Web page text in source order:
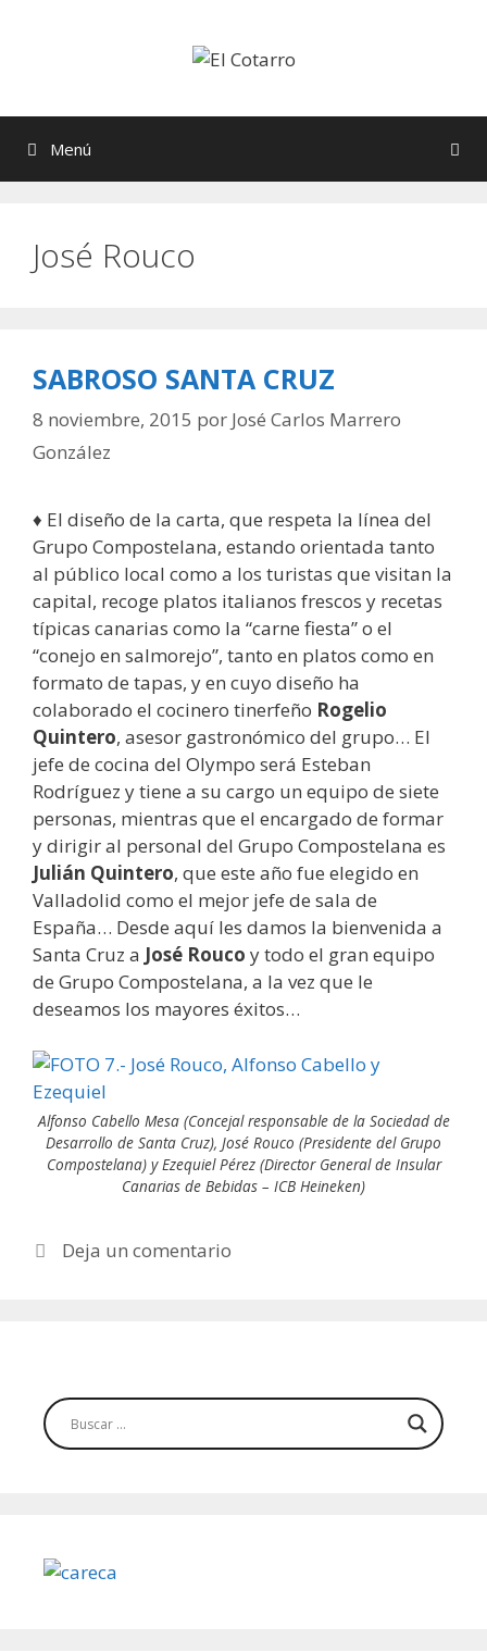
Menú
José Rouco
SABROSO SANTA CRUZ
8 noviembre, 2015 por José Carlos Marrero
González
♦ El diseño de la carta, que respeta la línea del
Grupo Compostelana, estando orientada tanto
al público local como a los turistas que visitan la
capital, recoge platos italianos frescos y recetas
típicas canarias como la “carne fiesta” o el
“conejo en salmorejo”, tanto en platos como en
formato de tapas, y en cuyo diseño ha
colaborado el cocinero tinerfeño Rogelio
Quintero, asesor gastronómico del grupo… El
jefe de cocina del Olympo será Esteban
Rodríguez y tiene a su cargo un equipo de siete
personas, mientras que el encargado de formar
y dirigir al personal del Grupo Compostelana es
Julián Quintero, que este año fue elegido en
Valladolid como el mejor jefe de sala de
España… Desde aquí les damos la bienvenida a
Santa Cruz a José Rouco y todo el gran equipo
de Grupo Compostelana, a la vez que le
deseamos los mayores éxitos…
Alfonso Cabello Mesa (Concejal responsable de la Sociedad de
Desarrollo de Santa Cruz), José Rouco (Presidente del Grupo
Compostelana) y Ezequiel Pérez (Director General de Insular
Canarias de Bebidas – ICB Heineken)
Deja un comentario